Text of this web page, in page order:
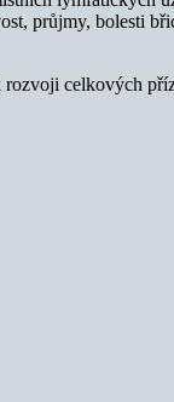
průjmy, bolesti
celkových